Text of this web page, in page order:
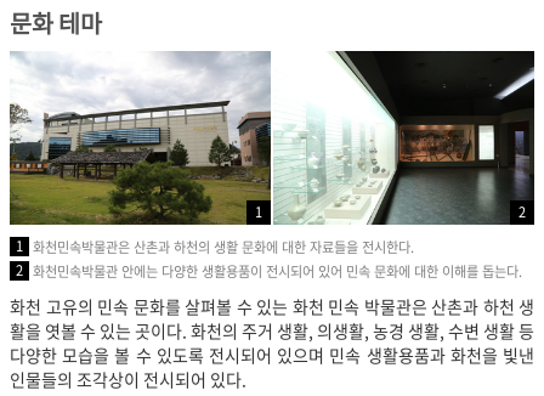
문화 테마
1
2
1 화천민속박물관은 산촌과 하천의 생활 문화에 대한 자료들을 전시한다.
2 화천민속박물관 안에는 다양한 생활용품이 전시되어 있어 민속 문화에 대한 이해를 돕는다.
화천 고유의 민속 문화를 살펴볼 수 있는 화천 민속 박물관은 산촌과 하천 생
활을 엿볼 수 있는 곳이다. 화천의 주거 생활, 의생활, 농경 생활, 수변 생활 등
다양한 모습을 볼 수 있도록 전시되어 있으며 민속 생활용품과 화천을 빛낸
인물들의 조각상이 전시되어 있다.